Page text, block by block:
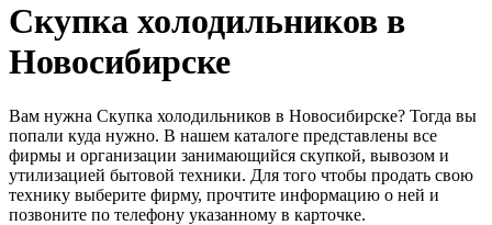
Скупка холодильников в
Новосибирске
Вам нужна Скупка холодильников в Новосибирске? Тогда вы
попали куда нужно. В нашем каталоге представлены все
фирмы и организации занимающийся скупкой, вывозом и
утилизацией бытовой техники. Для того чтобы продать свою
технику выберите фирму, прочтите информацию о ней и
позвоните по телефону указанному в карточке.